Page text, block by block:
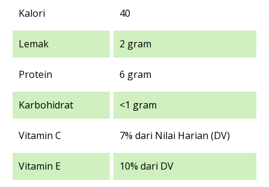
Kalori 40
Lemak 2 gram
Protein 6 gram
Karbohidrat <1 gram
Vitamin C 7% dari Nilai Harian (DV)
Vitamin E 10% dari DV